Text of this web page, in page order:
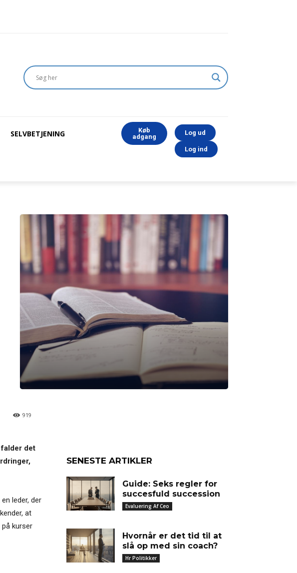
SELVBETJENING
Køb
adgang
Log ud
Log ind
919
det
leder, der
at
kurser
SENESTE ARTIKLER
Guide: Seks regler for
succesfuld succession
Evaluering Af Ceo
Hvornår er det tid til at
slå op med sin coach?
Hr Politikker